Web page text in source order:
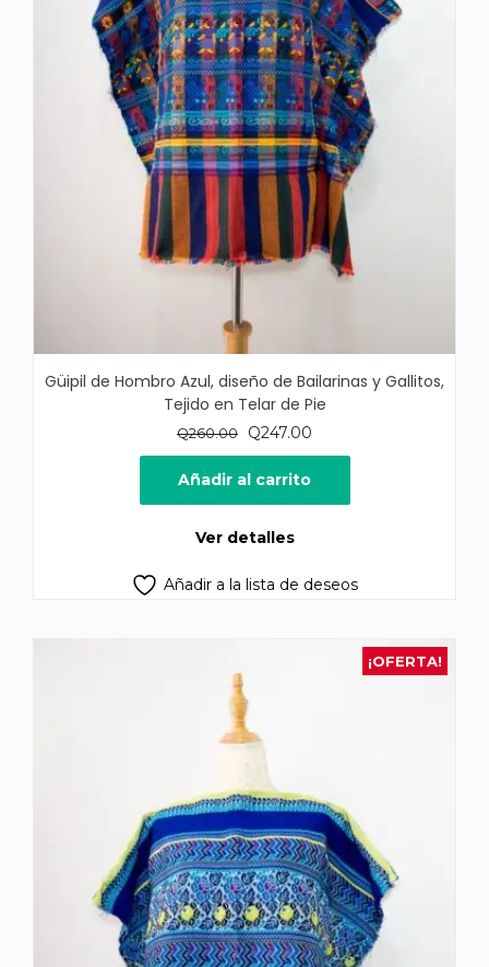
Güipil de Hombro Azul, diseño de Bailarinas y Gallitos,
Tejido en Telar de Pie
Q260.00
El
precio
original
Q247.00
precio
Añadir al carrito
Ver detalles
Añadir a la lista de deseos
¡OFERTA!